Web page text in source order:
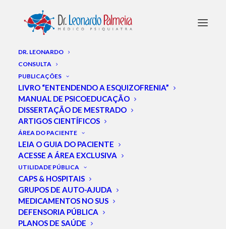
DR. LEONARDO
CONSULTA
PUBLICAÇÕES
LIVRO “ENTENDENDO A ESQUIZOFRENIA”
MANUAL DE PSICOEDUCAÇÃO
DISSERTAÇÃO DE MESTRADO
ARTIGOS CIENTÍFICOS
ÁREA DO PACIENTE
LEIA O GUIA DO PACIENTE
ACESSE A ÁREA EXCLUSIVA
UTILIDADE PÚBLICA
CAPS & HOSPITAIS
GRUPOS DE AUTO-AJUDA
MEDICAMENTOS NO SUS
DEFENSORIA PÚBLICA
PLANOS DE SAÚDE
Gattaz